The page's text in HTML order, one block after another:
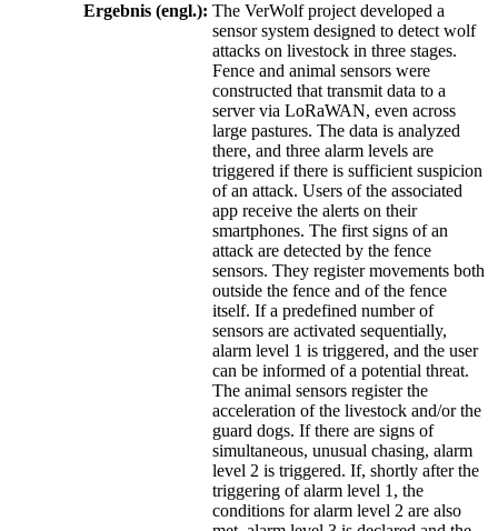
Ergebnis (engl.): The VerWolf project developed a
sensor system designed to detect wolf
attacks on livestock in three stages.
Fence and animal sensors were
constructed that transmit data to a
server via LoRaWAN, even across
large pastures. The data is analyzed
there, and three alarm levels are
triggered if there is sufficient suspicion
of an attack. Users of the associated
app receive the alerts on their
smartphones. The first signs of an
attack are detected by the fence
sensors. They register movements both
outside the fence and of the fence
itself. If a predefined number of
sensors are activated sequentially,
alarm level 1 is triggered, and the user
can be informed of a potential threat.
The animal sensors register the
acceleration of the livestock and/or the
guard dogs. If there are signs of
simultaneous, unusual chasing, alarm
level 2 is triggered. If, shortly after the
triggering of alarm level 1, the
conditions for alarm level 2 are also